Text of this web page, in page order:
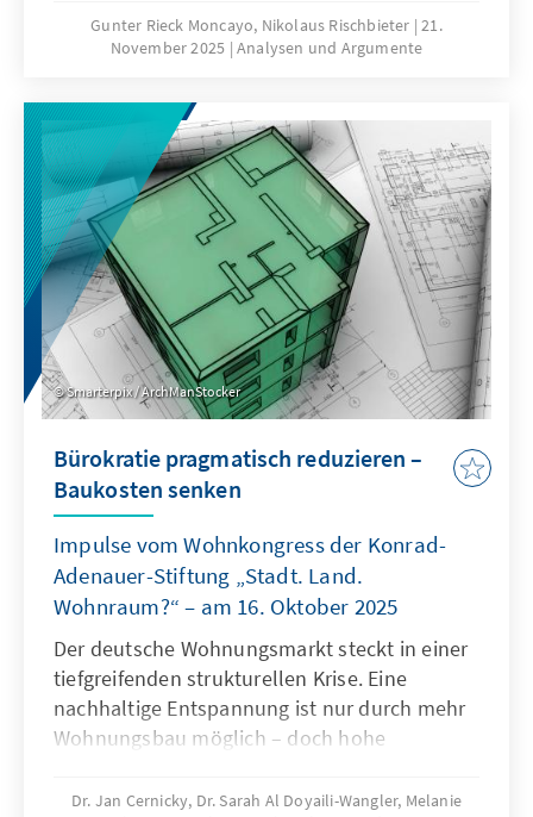
muss daher ihre Legitimität und Wirksamkeit
zurückgewinnen. Dies kann nur gelingen,
konzentriert, die Troika zu einer mehrjährigen
Planungsinstanz weiterentwickelt, die OECD
als Quasi-Sekretariat institutionell stärkt und
ihre Arbeitsweise stärker auf umsetzbare
Ergebnisse ausrichtet.
Gunter Rieck Moncayo, Nikolaus Rischbieter 21.
November 2025 Analysen und Argumente
Smarterpix / ArchManStocker
Bürokratie pragmatisch reduzieren –
Baukosten senken
Impulse vom Wohnkongress der Konrad-
Adenauer-Stiftung „Stadt. Land.
Wohnraum?“ – am 16. Oktober 2025
Der deutsche Wohnungsmarkt steckt in einer
tiefgreifenden strukturellen Krise. Eine
nachhaltige Entspannung ist nur durch mehr
Wohnungsbau möglich – doch hohe
Vorgaben bremsen die Bautätigkeit erheblich.
Dr. Jan Cernicky, Dr. Sarah Al Doyaili-Wangler, Melanie